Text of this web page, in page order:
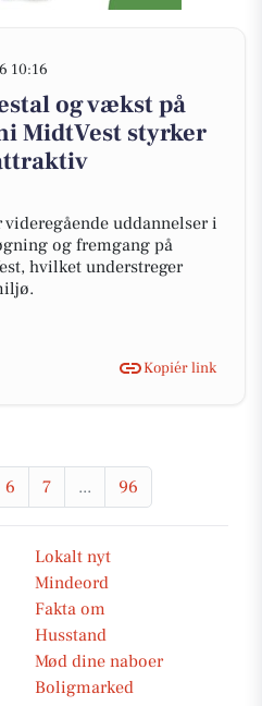
10:16
og vækst på
MidtVest styrker
uddannelser i
og fremgang på
hvilket understreger
Kopiér link
6 7 ... 96
Lokalt nyt
Mindeord
Fakta om
Husstand
Mød dine naboer
Boligmarked